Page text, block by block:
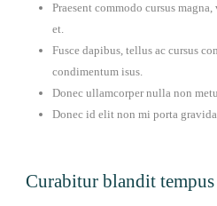
Praesent commodo cursus
et.
Fusce dapibus, tellus ac cursus
condimentum isus.
Donec ullamcorper nulla non
Donec id elit non mi porta gravida
Curabitur blandit